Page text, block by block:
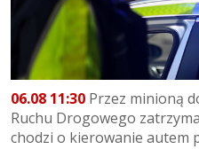
06.08 11:30 Przez minioną
Ruchu Drogowego
chodzi o kierowanie autem